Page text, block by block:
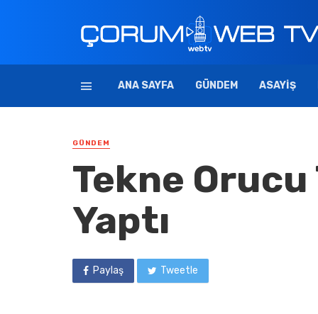
ANA SAYFA GÜNDEM ASAYIŞ
GÜNDEM
Tekne
Yaptı
Paylaş Tweetle